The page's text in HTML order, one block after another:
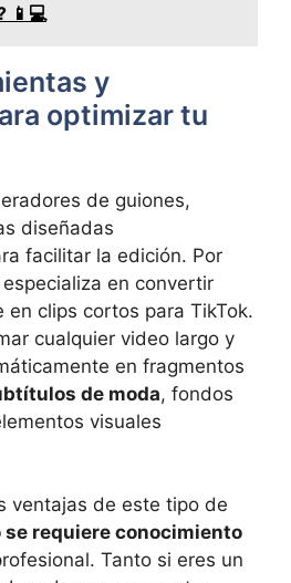
📱💻
y
optimizar tu
de guiones,
diseñadas
facilitar la edición. Por
especializa en convertir
clips cortos para TikTok.
cualquier video largo y
en fragmentos
de moda, fondos
visuales
ventajas de este tipo de
se requiere conocimiento
Tanto si eres un